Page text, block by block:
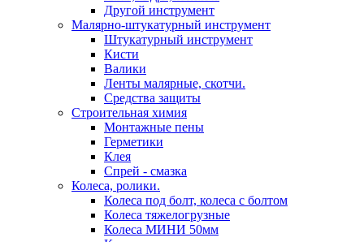
Другой инструмент
Малярно-штукатурный инструмент
Штукатурный инструмент
Кисти
Валики
Ленты малярные, скотчи.
Средства защиты
Строительная химия
Монтажные пены
Герметики
Клея
Спрей - смазка
Колеса, ролики.
Колеса под болт, колеса с болтом
Колеса тяжелогрузные
Колеса МИНИ 50мм